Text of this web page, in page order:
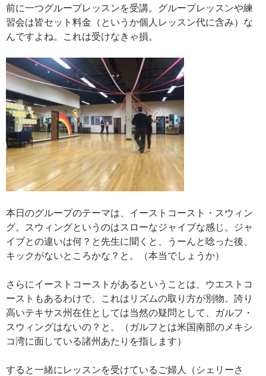
前に一つグループレッスンを受講。グループレッスンや練
習会は皆セット料金（というか個人レッスン代に含み）な
んですよね。これは受けなきゃ損。
本日のグループのテーマは、イーストコースト・スウィン
グ。スウィングというのはスローなジャイブな感じ。ジャ
イブとの違いは何？と先生に聞くと、うーんと唸った後、
キックがないところかな？と。（本当でしょうか）
さらにイーストコーストがあるということは、ウエストコ
ーストもあるわけで、これはリズムの取り方が別物。誇り
高いテキサス州在住としては当然の疑問として、ガルフ・
スウィングはないの？と。（ガルフとは米国南部のメキシ
コ湾に面している諸州あたりを指します）
すると一緒にレッスンを受けているご婦人（シェリーさ